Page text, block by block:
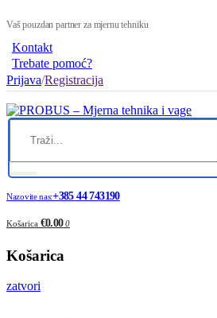
Vaš pouzdan partner za mjernu tehniku
Kontakt
Trebate pomoć?
Prijava/Registracija
Nazovite nas:+385 44 743190
Košarica €0.00 0
Košarica
zatvori